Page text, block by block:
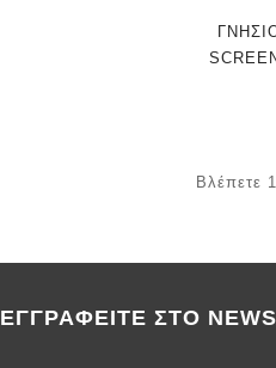
Βλέπετε
ΕΓΓΡΑΦΕΊΤΕ ΣΤΟ